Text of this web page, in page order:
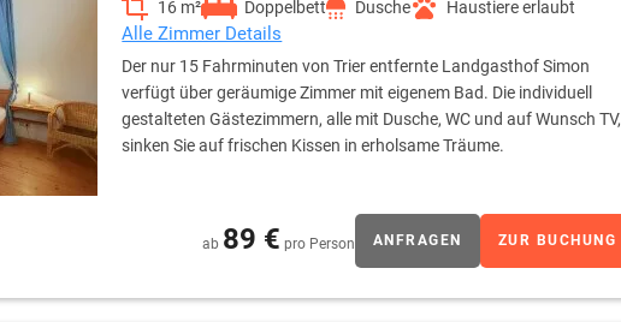
16 m² Doppelbett Dusche Haustiere erlaubt
Alle Zimmer Details
Der nur 15 Fahrminuten von Trier entfernte Landgasthof Simon
verfügt über geräumige Zimmer mit eigenem Bad. Die individuell
gestalteten Gästezimmern, alle mit Dusche, WC und auf Wunsch TV,
sinken Sie auf frischen Kissen in erholsame Träume.
ab 89 € pro Person ANFRAGEN ZUR BUCHUNG